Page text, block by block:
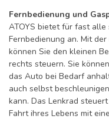
Fernbedienung und
ATOYS bietet für fast
Fernbedienung an. Mit
können Sie den kleinen
rechts steuern. Sie
das Auto bei Bedarf
auch selbst
kann. Das Lenkrad
Fahrt ihres Lebens mit